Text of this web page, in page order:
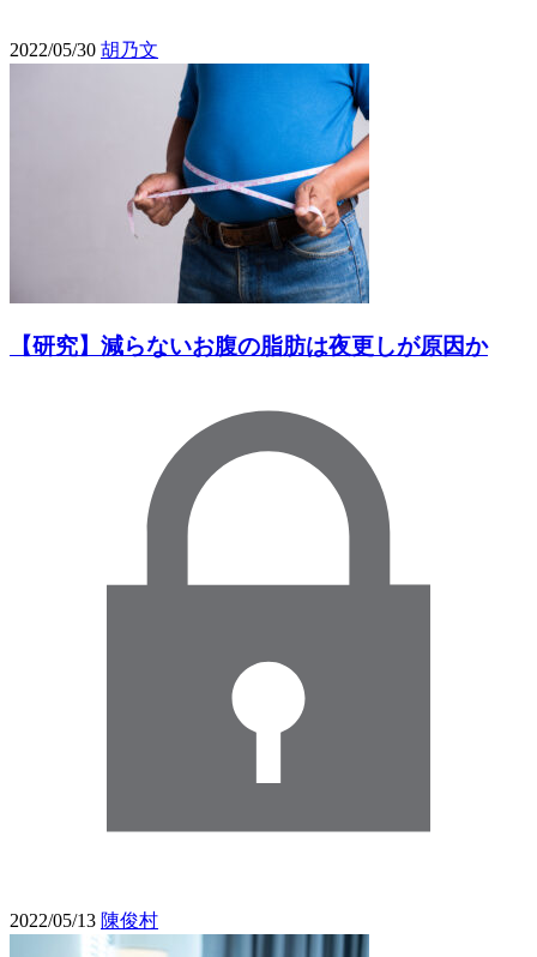
2022/05/30 胡乃文
【研究】減らないお腹の脂肪は夜更しが原因か
2022/05/13 陳俊村